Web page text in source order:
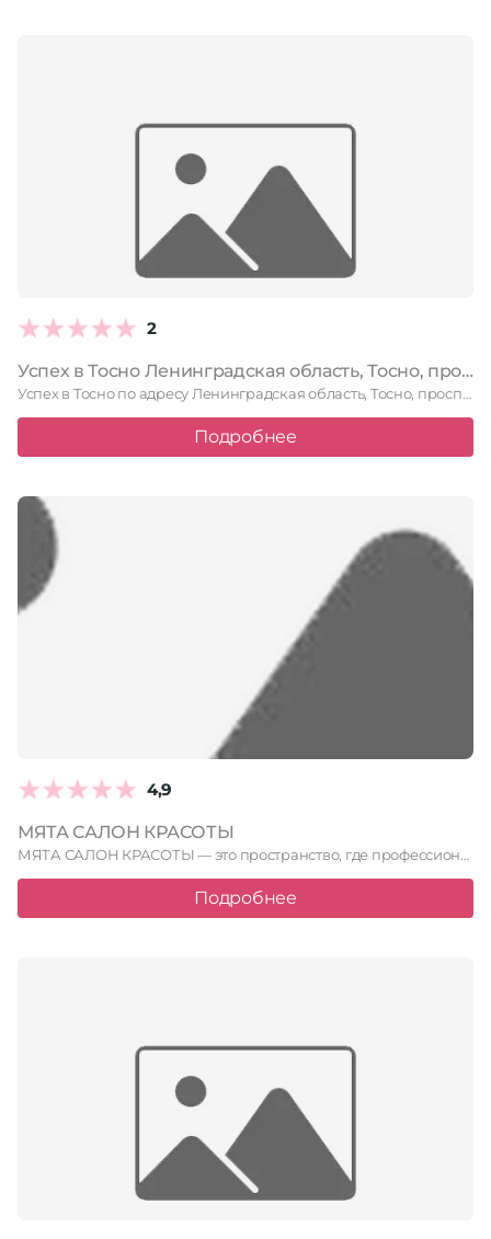
2
Успех в Тосно Ленинградская область, Тосно, проспект Ленина, 29, 1 этаж
Успех в Тосно по адресу Ленинградская область, Тосно, проспект Ленина, …
Подробнее
4,9
МЯТА САЛОН КРАСОТЫ
МЯТА САЛОН КРАСОТЫ — это пространство, где профессионализм встречается с …
Подробнее